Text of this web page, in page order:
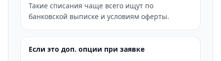
Такие списания чаще всего ищут по
банковской выписке и условиям оферты.
Если это доп. опции при заявке